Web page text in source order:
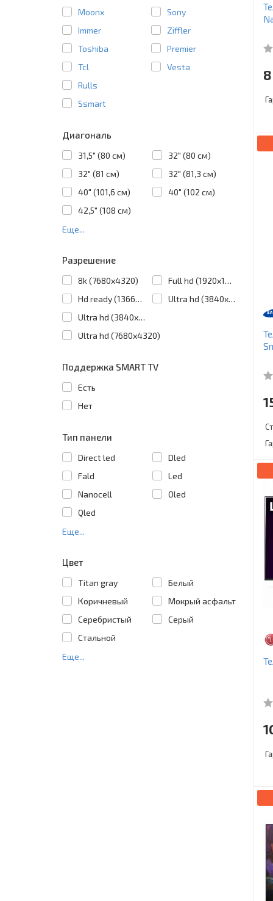
Moonx
Sony
Immer
Ziffler
Toshiba
Premier
Tcl
Vesta
Rulls
Ssmart
Диагональ
31,5" (80 см)
32" (80 см)
32" (81 см)
32" (81,3 см)
40" (101,6 см)
40" (102 см)
42,5" (108 см)
Еще...
Разрешение
8k (7680x4320)
Full hd (1920x1080)
Hd ready (1366x768)
Ultra hd (3840x2160)
Ultra hd (3840х2160)
Ultra hd (7680х4320)
Поддержка SMART TV
Есть
Нет
Тип панели
Direct led
Dled
Fald
Led
Nanocell
Oled
Qled
Еще...
Цвет
Titan gray
Белый
Коричневый
Мокрый асфальт
Серебристый
Серый
Стальной
Еще...